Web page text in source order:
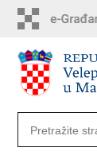
sadržaj